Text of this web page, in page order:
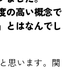
の高い概念で
とはなんでし
思います。関